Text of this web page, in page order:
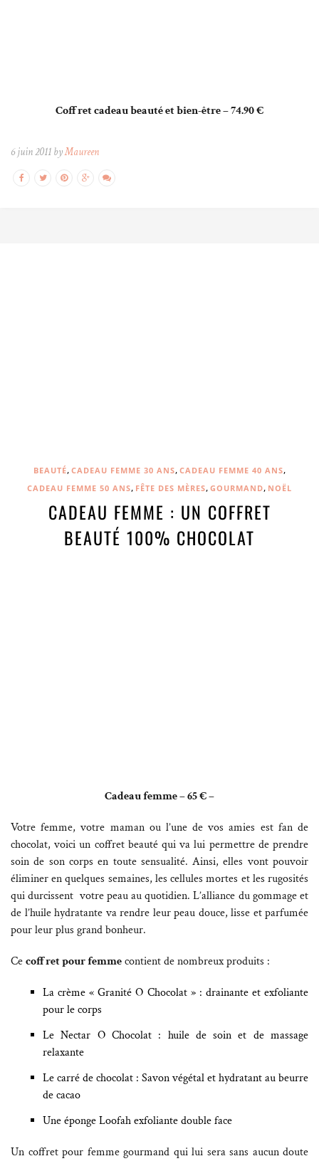
Coffret cadeau beauté et bien-être – 74.90 €
6 juin 2011 byMaureen
BEAUTÉ, CADEAU FEMME 30 ANS, CADEAU FEMME 40 ANS,
CADEAU FEMME 50 ANS, FÊTE DES MÈRES, GOURMAND, NOËL
CADEAU FEMME : UN COFFRET
BEAUTÉ 100% CHOCOLAT
Cadeau femme – 65 € –
Votre femme, votre maman ou l’une de vos amies est fan de
chocolat, voici un coffret beauté qui va lui permettre de prendre
soin de son corps en toute sensualité. Ainsi, elles vont pouvoir
éliminer en quelques semaines, les cellules mortes et les rugosités
qui durcissent votre peau au quotidien. L’alliance du gommage et
de l’huile hydratante va rendre leur peau douce, lisse et parfumée
pour leur plus grand bonheur.
Cecoffret pour femmecontient de nombreux produits :
La crème « Granité O Chocolat » : drainante et exfoliante
pour le corps
Le Nectar O Chocolat : huile de soin et de massage
relaxante
Le carré de chocolat : Savon végétal et hydratant au beurre
de cacao
Une éponge Loofah exfoliante double face
Un coffret pour femme gourmand qui lui sera sans aucun doute